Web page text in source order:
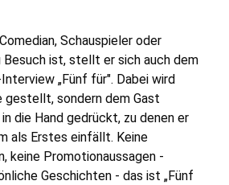
Schauspieler oder
Besuch ist, stellt er sich auch dem
„Fünf für". Dabei wird
gestellt, sondern dem Gast
die Hand gedrückt, zu denen er
als Erstes einfällt. Keine
keine Promotionaussagen -
Geschichten - das ist „Fünf